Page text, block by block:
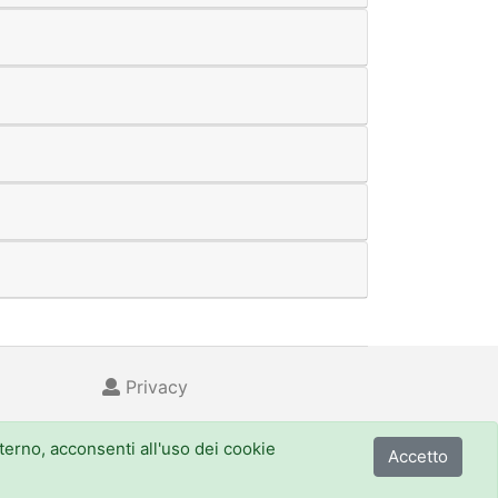
Privacy
acconsenti all'uso dei cookie
Accetto